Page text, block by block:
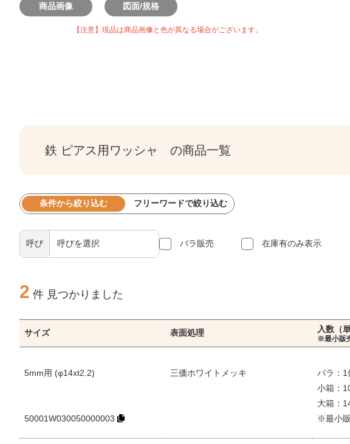
商品画像 図面/規格
【注意】現品は商品画像と色が異なる場合がございます。
鉄 ピアス用ワッシャ の商品一覧
条件から絞り込む フリーワードで絞り込む
呼び バラ販売 在庫有のみ表示
2 件 見つかりました
サイズ 表面処理 入数（
※最小販
5mm用 (φ14xt2.2)
50001W030050000003
三価ホワイトメッキ
バラ：1
小箱：
大箱：
※最小